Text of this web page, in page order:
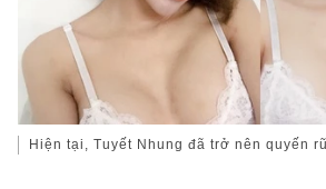
Hiện tại, Tuyết Nhung đã trở nên quyến